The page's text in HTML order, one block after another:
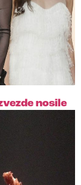
nosile